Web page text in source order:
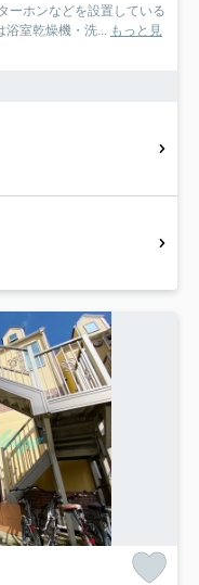
ーホンなどを設置している
浴室乾燥機・洗... もっと見